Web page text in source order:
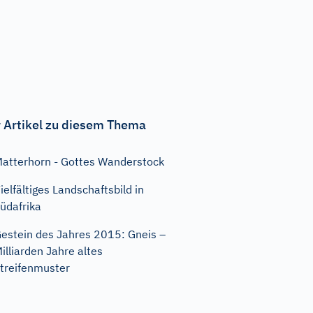
Artikel zu diesem Thema
- Gottes Wanderstock
Landschaftsbild in
des Jahres 2015: Gneis –
Jahre altes